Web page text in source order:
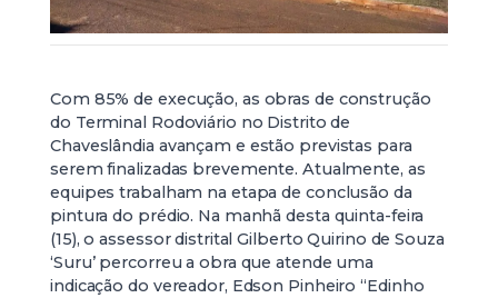
Com 85% de execução, as obras de construção
do Terminal Rodoviário no Distrito de
Chaveslândia avançam e estão previstas para
serem finalizadas brevemente. Atualmente, as
equipes trabalham na etapa de conclusão da
pintura do prédio. Na manhã desta quinta-feira
(15), o assessor distrital Gilberto Quirino de Souza
‘Suru’ percorreu a obra que atende uma
indicação do vereador, Edson Pinheiro “Edinho